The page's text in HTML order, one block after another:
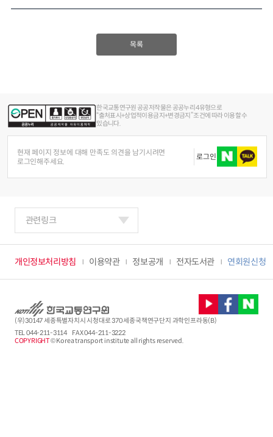
목록
한국교통연구원 공공저작물은 공공누리 4유형으로
“출처표시+상업적이용금지+변경금지” 조건에 따라 이용할 수
있습니다.
현재 페이지 정보에 대해 만족도 의견을 남기시려면
로그인해주세요.
로그인
개인정보처리방침 이용약관 정보공개 전자도서관 연회원신청
관련링크
(우)30147 세종특별자치시 시청대로 370 세종국책연구단지 과학인프라동(B)
TEL044-211-3114
FAX 044-211-3222
COPYRIGHT© Korea transport institute all rights reserved.